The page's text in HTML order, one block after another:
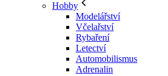
Hobby
Modelářství
Včelařství
Rybaření
Letectví
Automobilismus
Adrenalin